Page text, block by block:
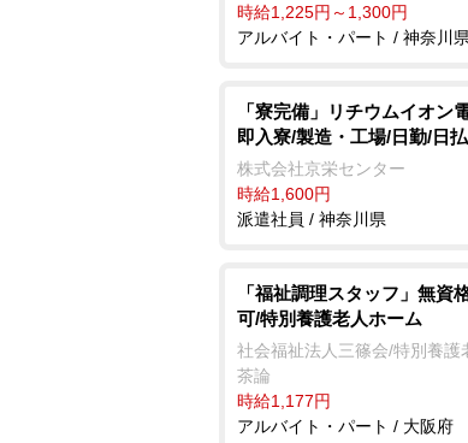
時給1,225円～1,300円
アルバイト・パート / 神奈川県
「寮完備」リチウムイオン
即入寮/製造・工場/日勤/日
株式会社京栄センター
時給1,600円
派遣社員 / 神奈川県
「福祉調理スタッフ」無資
可/特別養護老人ホーム
社会福祉法人三篠会/特別養護
茶論
時給1,177円
アルバイト・パート / 大阪府